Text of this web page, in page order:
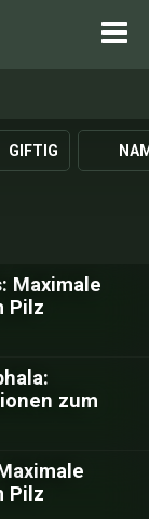
GIFTIG
Maximale
Pilz
zum
Pilz